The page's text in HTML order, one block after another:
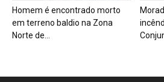
Homem é encontrado morto
em terreno baldio na Zona
Norte de...